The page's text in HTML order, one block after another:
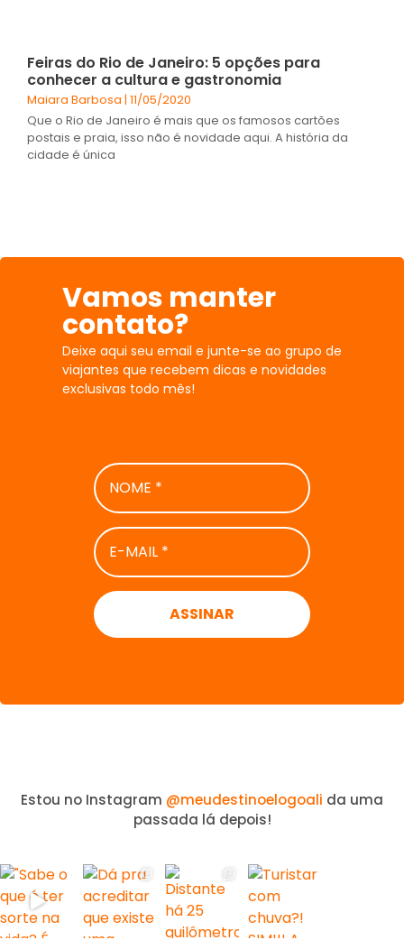
Feiras do Rio de Janeiro: 5 opções para
conhecer a cultura e gastronomia
Maiara Barbosa 11/05/2020
Que o Rio de Janeiro é mais que os famosos cartões
postais e praia, isso não é novidade aqui. A história da
cidade é única
Vamos manter
contato?
Deixe aqui seu email e junte-se ao grupo de
viajantes que recebem dicas e novidades
exclusivas todo mês!
NOME
*
E-
MAIL
*
Estou no Instagram @meudestinoelogoali da uma
passada lá depois!